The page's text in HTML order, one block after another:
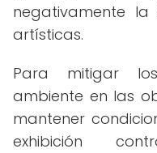
negativamente
artísticas.
Para mitigar
ambiente en las
mantener
exhibición